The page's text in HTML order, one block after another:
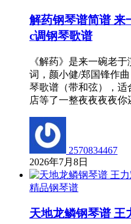
解药钢琴谱简谱 来
c调钢琴歌谱
《解药》是来一碗老
词，颜小健/郑国锋作
琴歌谱（带和弦），
店等了一整夜夜夜夜
2570834467
2026年7月8日
精品钢琴谱
天地龙鳞钢琴谱 王